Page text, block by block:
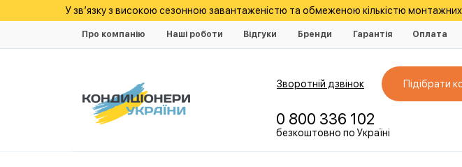
У зв’язку з високою сезонною завантаженістю та обмеженою кількістю
Про компанію Наші роботи Відгуки Бренди Гарантія Оплата
Зворотній дзвінок Підібрати
0 800 336 102
безкоштовно по Україні